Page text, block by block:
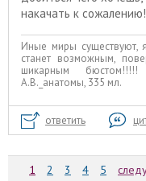
накачать к сожалению!
Иные миры существуют,
станет возможным,
шикарным бюстом!!!!!
А.В._анатомы, 335 мл.
ответить
1 2 3 4 5